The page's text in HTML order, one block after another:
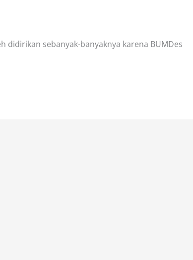
didirikan sebanyak-banyaknya karena BUMDes